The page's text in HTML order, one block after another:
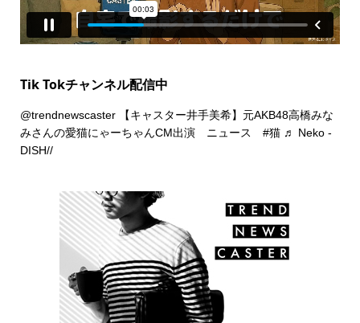
Tik Tokチャンネル配信中
@trendnewscaster【キャスター井手美希】元AKB48高橋みな
みさんの愛猫にゃーちゃんCM出演 ニュース #猫 ♬ Neko -
DISH//